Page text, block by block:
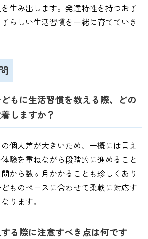
生み出します。発達特性を持つお子
らしい生活習慣を一緒に育てていき
もに生活習慣を教える際、どの
しますか？
個人差が大きいため、一概には言え
験を重ねながら段階的に進めること
から数ヶ月かかることも珍しくあり
ものペースに合わせて柔軟に対応す
ります。
る際に注意すべき点は何です